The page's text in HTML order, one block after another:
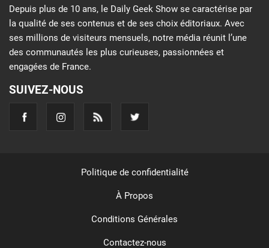
Depuis plus de 10 ans, le Daily Geek Show se caractérise par
la qualité de ses contenus et de ses choix éditoriaux. Avec
ses millions de visiteurs mensuels, notre média réunit l’une
des communautés les plus curieuses, passionnées et
engagées de France.
SUIVEZ-NOUS
Politique de confidentialité
À Propos
Conditions Générales
Contactez-nous